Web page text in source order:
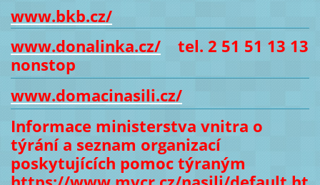
www.bkb.cz/
www.donalinka.cz/tel. 2 51 51 13 13
nonstop
www.domacinasili.cz/
Informace ministerstva vnitra o
týrání a seznam organizací
poskytujících pomoc týraným